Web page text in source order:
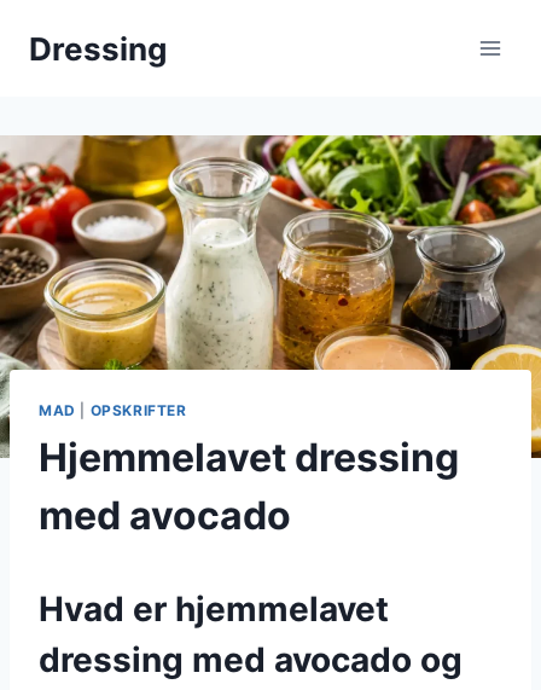
Dressing
MAD OPSKRIFTER
Hjemmelavet dressing
med avocado
Hvad er hjemmelavet
dressing med avocado og